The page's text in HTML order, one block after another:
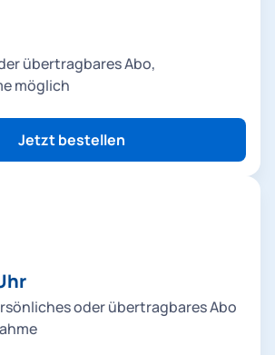
übertragbares Abo,
möglich
Jetzt bestellen
oder übertragbares Abo